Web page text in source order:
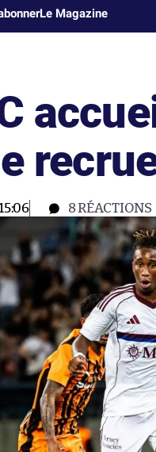
Le Magazine
8RÉACTIONS